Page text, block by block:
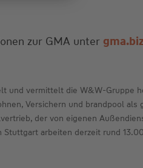
zur GMA unter gma.biz
und vermittelt die W&W-Gruppe
Versichern und brandpool als
der von eigenen
arbeiten derzeit rund